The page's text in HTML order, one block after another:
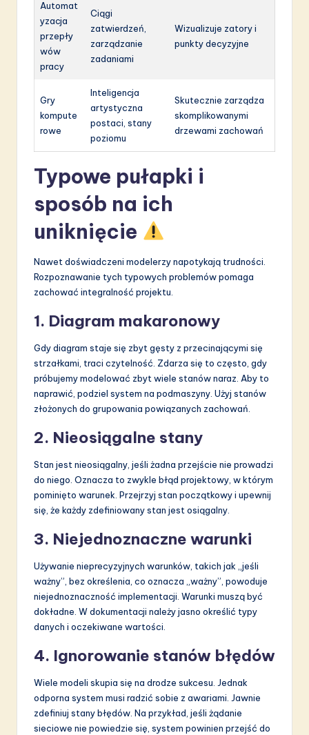
Automat
yzacja
przepły
wów
pracy
Ciągi
zatwierdzeń,
zarządzanie
zadaniami
Wizualizuje zatory i
punkty decyzyjne
Gry
kompute
rowe
Inteligencja
artystyczna
postaci, stany
poziomu
Skutecznie zarządza
skomplikowanymi
drzewami zachowań
Typowe pułapki i
sposób na ich
uniknięcie
Nawet doświadczeni modelerzy napotykają trudności.
Rozpoznawanie tych typowych problemów pomaga
zachować integralność projektu.
1. Diagram makaronowy
Gdy diagram staje się zbyt gęsty z przecinającymi się
strzałkami, traci czytelność. Zdarza się to często, gdy
próbujemy modelować zbyt wiele stanów naraz. Aby to
naprawić, podziel system na podmaszyny. Użyj stanów
złożonych do grupowania powiązanych zachowań.
2. Nieosiągalne stany
Stan jest nieosiągalny, jeśli żadna przejście nie prowadzi
do niego. Oznacza to zwykle błąd projektowy, w którym
pominięto warunek. Przejrzyj stan początkowy i upewnij
się, że każdy zdefiniowany stan jest osiągalny.
3. Niejednoznaczne warunki
Używanie nieprecyzyjnych warunków, takich jak „jeśli
ważny”, bez określenia, co oznacza „ważny”, powoduje
niejednoznaczność implementacji. Warunki muszą być
dokładne. W dokumentacji należy jasno określić typy
danych i oczekiwane wartości.
4. Ignorowanie stanów błędów
Wiele modeli skupia się na drodze sukcesu. Jednak
odporna system musi radzić sobie z awariami. Jawnie
zdefiniuj stany błędów. Na przykład, jeśli żądanie
sieciowe nie powiedzie się, system powinien przejść do